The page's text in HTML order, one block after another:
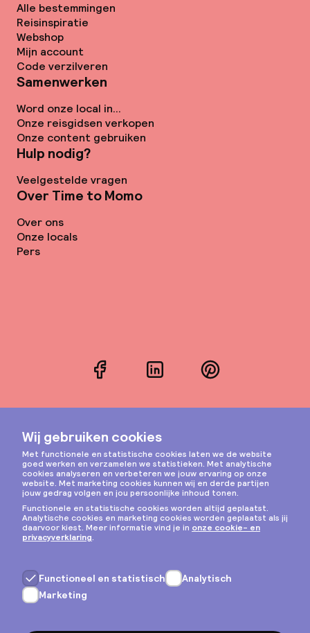
Alle bestemmingen
Reisinspiratie
Webshop
Mijn account
Code verzilveren
Samenwerken
Word onze local in...
Onze reisgidsen verkopen
Onze content gebruiken
Hulp nodig?
Veelgestelde vragen
Over Time to Momo
Over ons
Onze locals
Pers
FacebookLinkedInPinterest
Instagram
Privacy & cookies
Algemene voorwaarden